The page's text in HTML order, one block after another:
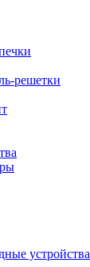
решетки
устройства